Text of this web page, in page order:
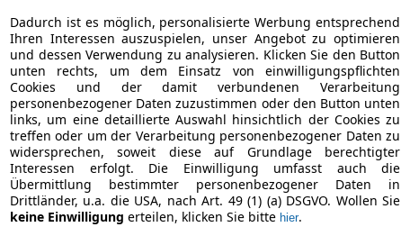
Dadurch ist es möglich, personalisierte Werbung entsprechend
Ihren Interessen auszuspielen, unser Angebot zu optimieren
und dessen Verwendung zu analysieren. Klicken Sie den Button
unten rechts, um dem Einsatz von einwilligungspflichten
Cookies und der damit verbundenen Verarbeitung
personenbezogener Daten zuzustimmen oder den Button unten
links, um eine detaillierte Auswahl hinsichtlich der Cookies zu
treffen oder um der Verarbeitung personenbezogener Daten zu
widersprechen, soweit diese auf Grundlage berechtigter
Interessen erfolgt. Die Einwilligung umfasst auch die
Übermittlung bestimmter personenbezogener Daten in
Drittländer, u.a. die USA, nach Art. 49 (1) (a) DSGVO. Wollen Sie
keine Einwilligung erteilen, klicken Sie bitte hier.